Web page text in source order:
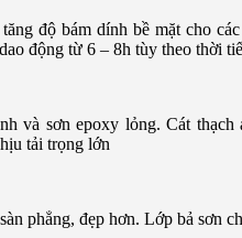
độ bám dính bề mặt cho
động từ 6 – 8h tùy theo thời
và sơn epoxy lỏng. Cát
tải trọng lớn
phẳng, đẹp hơn. Lớp bả sơn